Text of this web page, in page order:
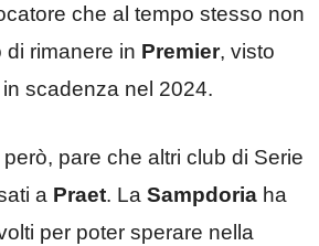
che al tempo stesso non
rimanere in Premier, visto
scadenza nel 2024.
pare che altri club di Serie
a Praet. La Sampdoria ha
per poter sperare nella